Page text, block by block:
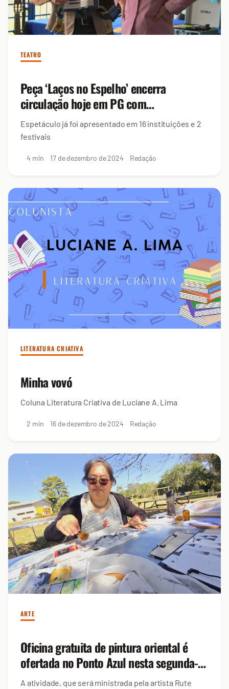
TEATRO
Peça ‘Laços no Espelho’ encerra
circulação hoje em PG com
apresentação solidária
Espetáculo já foi apresentado em 16 instituições e 2
festivais
4 min 17 de dezembro de 2024 Redação
LITERATURA CRIATIVA
Minha vovó
Coluna Literatura Criativa de Luciane A. Lima
2 min 16 de dezembro de 2024 Redação
ARTE
Oficina gratuita de pintura oriental é
ofertada no Ponto Azul nesta segunda-
feira (16)
A atividade, que será ministrada pela artista Rute